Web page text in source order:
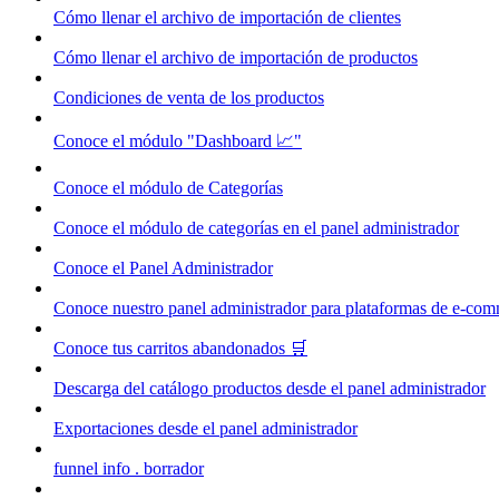
Cómo llenar el archivo de importación de clientes
Cómo llenar el archivo de importación de productos
Condiciones de venta de los productos
Conoce el módulo "Dashboard 📈"
Conoce el módulo de Categorías
Conoce el módulo de categorías en el panel administrador
Conoce el Panel Administrador
Conoce nuestro panel administrador para plataformas de e-
Conoce tus carritos abandonados 🛒
Descarga del catálogo productos desde el panel administrador
Exportaciones desde el panel administrador
funnel info . borrador